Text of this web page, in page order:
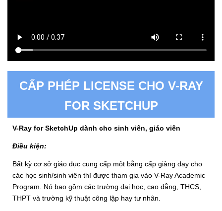
CẤP PHÉP LICENSE CHO V-RAY
FOR SKETCHUP
V-Ray for SketchUp dành cho sinh viên, giáo viên
Điều kiện:
Bất kỳ cơ sở giáo dục cung cấp một bằng cấp giảng dạy cho
các học sinh/sinh viên thì được tham gia vào V-Ray Academic
Program. Nó bao gồm các trường đại học, cao đẳng, THCS,
THPT và trường kỹ thuật công lập hay tư nhân.